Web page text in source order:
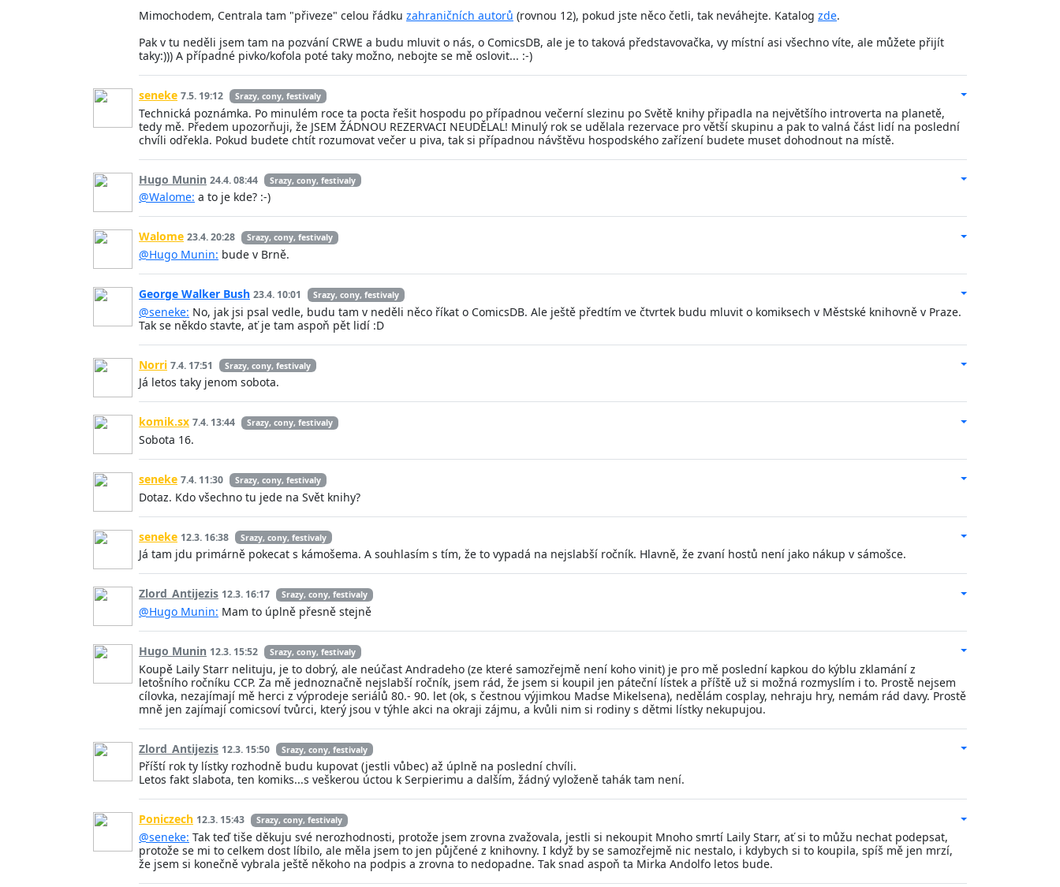
Mimochodem, Centrala tam "přiveze" celou řádku zahraničních autorů (rovnou 12), pokud jste něco četli, tak neváhejte. Katalog zde.
Pak v tu neděli jsem tam na pozvání CRWE a budu mluvit o nás, o ComicsDB, ale je to taková představovačka, vy místní asi všechno víte, ale můžete přijít
taky:))) A případné pivko/kofola poté taky možno, nebojte se mě oslovit... :-)
seneke 7.5. 19:12 Srazy, cony, festivaly
Technická poznámka. Po minulém roce ta pocta řešit hospodu po případnou večerní slezinu po Světě knihy připadla na největšího introverta na planetě,
tedy mě. Předem upozorňuji, že JSEM ŽÁDNOU REZERVACI NEUDĚLAL! Minulý rok se udělala rezervace pro větší skupinu a pak to valná část lidí na poslední
chvíli odřekla. Pokud budete chtít rozumovat večer u piva, tak si případnou návštěvu hospodského zařízení budete muset dohodnout na místě.
Hugo Munin 24.4. 08:44 Srazy, cony, festivaly
@Walome: a to je kde? :-)
Walome 23.4. 20:28 Srazy, cony, festivaly
@Hugo Munin: bude v Brně.
George Walker Bush 23.4. 10:01 Srazy, cony, festivaly
@seneke: No, jak jsi psal vedle, budu tam v neděli něco říkat o ComicsDB. Ale ještě předtím ve čtvrtek budu mluvit o komiksech v Městské knihovně v Praze.
Tak se někdo stavte, ať je tam aspoň pět lidí :D
Norri 7.4. 17:51 Srazy, cony, festivaly
Já letos taky jenom sobota.
komik.sx 7.4. 13:44 Srazy, cony, festivaly
Sobota 16.
seneke 7.4. 11:30 Srazy, cony, festivaly
Dotaz. Kdo všechno tu jede na Svět knihy?
seneke 12.3. 16:38 Srazy, cony, festivaly
Já tam jdu primárně pokecat s kámošema. A souhlasím s tím, že to vypadá na nejslabší ročník. Hlavně, že zvaní hostů není jako nákup v sámošce.
Zlord_Antijezis 12.3. 16:17 Srazy, cony, festivaly
@Hugo Munin: Mam to úplně přesně stejně
Hugo Munin 12.3. 15:52 Srazy, cony, festivaly
Koupě Laily Starr nelituju, je to dobrý, ale neúčast Andradeho (ze které samozřejmě není koho vinit) je pro mě poslední kapkou do kýblu zklamání z
letošního ročníku CCP. Za mě jednoznačně nejslabší ročník, jsem rád, že jsem si koupil jen páteční lístek a příště už si možná rozmyslím i to. Prostě nejsem
cílovka, nezajímají mě herci z výprodeje seriálů 80.- 90. let (ok, s čestnou výjimkou Madse Mikelsena), nedělám cosplay, nehraju hry, nemám rád davy. Prostě
mně jen zajímají comicsoví tvůrci, který jsou v týhle akci na okraji zájmu, a kvůli nim si rodiny s dětmi lístky nekupujou.
Zlord_Antijezis 12.3. 15:50 Srazy, cony, festivaly
Příští rok ty lístky rozhodně budu kupovat (jestli vůbec) až úplně na poslední chvíli.
Letos fakt slabota, ten komiks...s veškerou úctou k Serpierimu a dalším, žádný vyloženě tahák tam není.
Poniczech 12.3. 15:43 Srazy, cony, festivaly
@seneke: Tak teď tiše děkuju své nerozhodnosti, protože jsem zrovna zvažovala, jestli si nekoupit Mnoho smrtí Laily Starr, ať si to můžu nechat podepsat,
protože se mi to celkem dost líbilo, ale měla jsem to jen půjčené z knihovny. I když by se samozřejmě nic nestalo, i kdybych si to koupila, spíš mě jen mrzí,
že jsem si konečně vybrala ještě někoho na podpis a zrovna to nedopadne. Tak snad aspoň ta Mirka Andolfo letos bude.